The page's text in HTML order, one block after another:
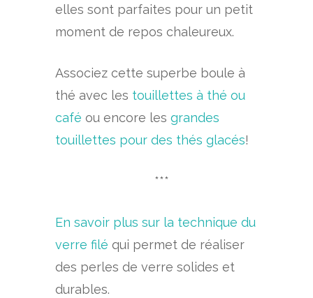
elles sont parfaites pour un petit
moment de repos chaleureux.
Associez cette superbe boule à
thé avec les touillettes à thé ou
café ou encore les grandes
touillettes pour des thés glacés!
***
En savoir plus sur la technique du
verre filé qui permet de réaliser
des perles de verre solides et
durables.